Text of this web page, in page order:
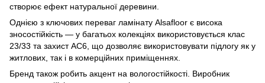
створює ефект натуральної деревини.
Однією з ключових переваг ламінату Alsafloor є висока
зносостійкість — у багатьох колекціях використовується клас
23/33 та захист AC6, що дозволяє використовувати підлогу як у
житлових, так і в комерційних приміщеннях.
Бренд також робить акцент на вологостійкості. Виробник